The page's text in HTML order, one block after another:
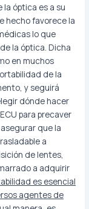
la óptica es a su
hecho favorece la
lo que
la óptica. Dicha
en muchos
de la
y seguirá
dónde hacer
para precaver
que la
a
de lentes,
a adquirir
es esencial
agentes de